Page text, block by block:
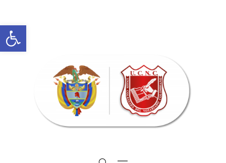
Abrir barra de herramientas